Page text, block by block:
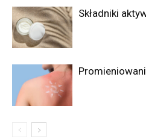
Składniki